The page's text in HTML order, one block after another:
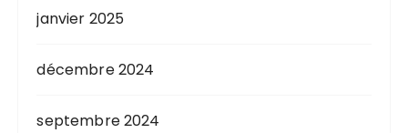
janvier 2025
décembre 2024
septembre 2024